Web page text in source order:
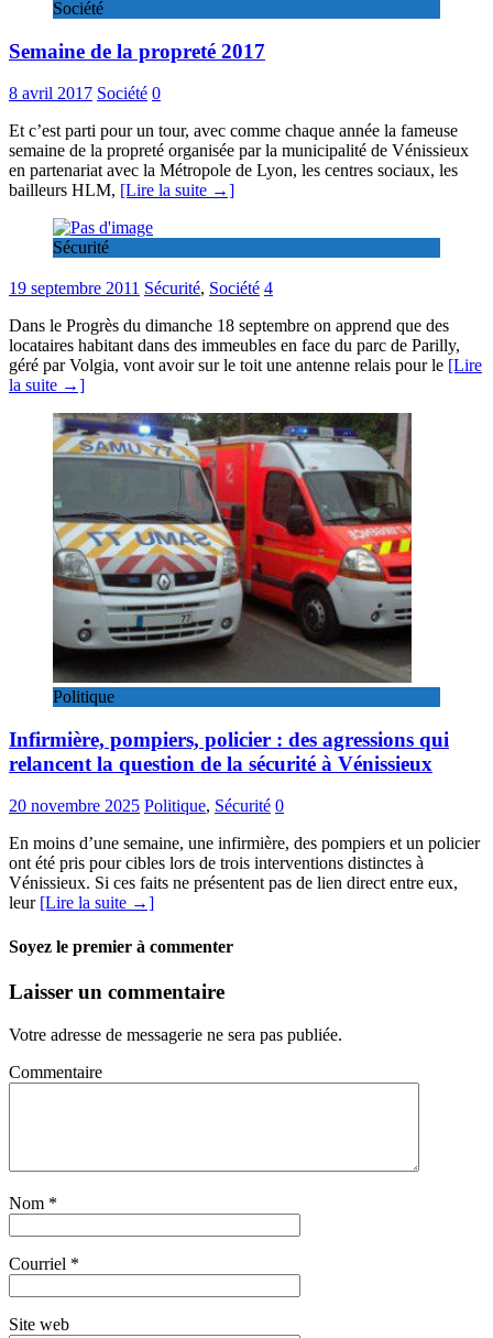
Société
Semaine de la propreté 2017
8 avril 2017 Société 0
Et c’est parti pour un tour, avec comme chaque année la fameuse
semaine de la propreté organisée par la municipalité de Vénissieux
en partenariat avec la Métropole de Lyon, les centres sociaux, les
bailleurs HLM, [Lire la suite →]
Sécurité
19 septembre 2011 Sécurité, Société 4
Dans le Progrès du dimanche 18 septembre on apprend que des
locataires habitant dans des immeubles en face du parc de Parilly,
géré par Volgia, vont avoir sur le toit une antenne relais pour le [Lire
la suite →]
Politique
Infirmière, pompiers, policier : des agressions qui
relancent la question de la sécurité à Vénissieux
20 novembre 2025 Politique, Sécurité 0
En moins d’une semaine, une infirmière, des pompiers et un policier
ont été pris pour cibles lors de trois interventions distinctes à
Vénissieux. Si ces faits ne présentent pas de lien direct entre eux,
leur [Lire la suite →]
Soyez le premier à commenter
Laisser un commentaire
Votre adresse de messagerie ne sera pas publiée.
Commentaire
Nom *
Courriel *
Site web